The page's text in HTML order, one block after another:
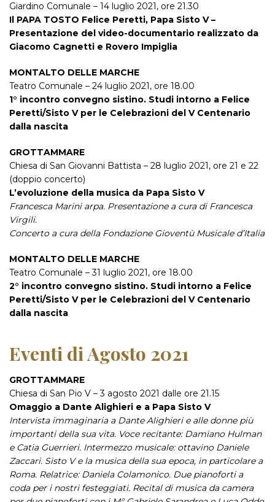
Giardino Comunale – 14 luglio 2021, ore 21.30
Il PAPA TOSTO Felice Peretti, Papa Sisto V –
Presentazione del video-documentario realizzato da
Giacomo Cagnetti e Rovero Impiglia
MONTALTO DELLE MARCHE
Teatro Comunale – 24 luglio 2021, ore 18.00
1° incontro convegno sistino. Studi intorno a Felice
Peretti/Sisto V per le Celebrazioni del V Centenario
dalla nascita
GROTTAMMARE
Chiesa di San Giovanni Battista – 28 luglio 2021, ore 21 e 22
(doppio concerto)
L’evoluzione della musica da Papa Sisto V
Francesca Marini arpa. Presentazione a cura di Francesca
Virgili.
Concerto a cura della Fondazione Gioventù Musicale d’Italia
MONTALTO DELLE MARCHE
Teatro Comunale – 31 luglio 2021, ore 18.00
2° incontro convegno sistino. Studi intorno a Felice
Peretti/Sisto V per le Celebrazioni del V Centenario
dalla nascita
Eventi di Agosto 2021
GROTTAMMARE
Chiesa di San Pio V – 3 agosto 2021 dalle ore 21.15
Omaggio a Dante Alighieri e a Papa Sisto V
Intervista immaginaria a Dante Alighieri e alle donne più
importanti della sua vita. Voce recitante: Damiano Hulman
e Catia Guerrieri. Intermezzo musicale: ottavino Daniele
Zaccari. Sisto V e la musica della sua epoca, in particolare a
Roma. Relatrice: Daniela Colamonico. Due pianoforti a
coda per i nostri festeggiati. Recital di musica da camera